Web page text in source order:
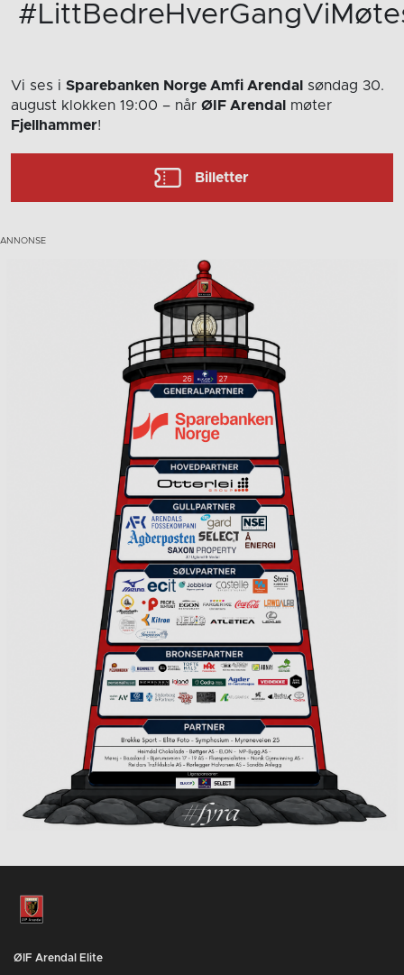
Vi ses i Sparebanken Norge Amfi Arendal
søndag 30.
august klokken 19:00 – når ØIF Arendal
møter
Fjellhammer!
Billetter
ØIF Arendal Elite